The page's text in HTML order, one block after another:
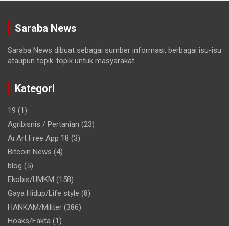
Saraba News
Saraba News dibuat sebagai sumber informasi, berbagai isu-isu
ataupun topik-topik untuk masyarakat.
Kategori
19 (1)
Agribisnis / Pertanian (23)
Ai Art Free App 18 (3)
Bitcoin News (4)
blog (5)
Ekobis/UMKM (158)
Gaya Hidup/Life style (8)
HANKAM/Militer (386)
Hoaks/Fakta (1)